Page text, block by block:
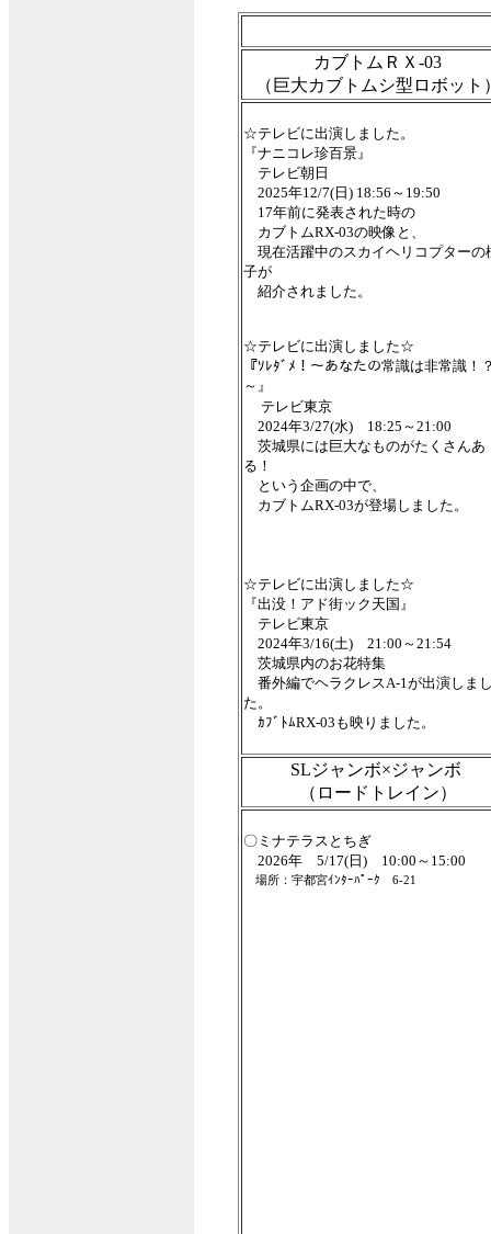
カブトムＲＸ-03
（巨大カブトムシ型ロボット
☆テレビに出演しました。
『ナニコレ珍百景』
テレビ朝日
2025年12/7(日) 18:56～19:50
17年前に発表された時の
カブトムRX-03の映像と、
現在活躍中のスカイヘリコプターの
子が
紹介されました。
☆テレビに出演しました☆
『ｿﾚﾀﾞﾒ！～あなたの常識は非常識！
～』
テレビ東京
2024年3/27(水) 18:25～21:00
茨城県には巨大なものがたくさんあ
る！
という企画の中で、
カブトムRX-03が登場しました。
☆テレビに出演しました☆
『出没！アド街ック天国』
テレビ東京
2024年3/16(土) 21:00～21:54
茨城県内のお花特集
番外編でヘラクレスA-1が出演しま
た。
ｶﾌﾞﾄﾑRX-03も映りました。
SLジャンボ×ジャンボ
（ロードトレイン）
〇ミナテラスとちぎ
2026年 5/17(日) 10:00～15:00
場所：宇都宮ｲﾝﾀｰﾊﾟｰｸ 6-21